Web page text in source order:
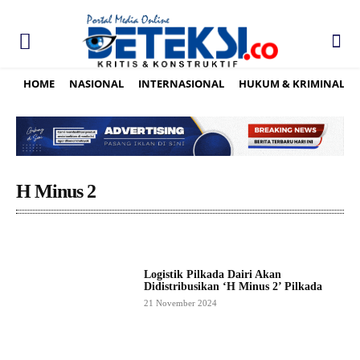
HOME NASIONAL INTERNASIONAL HUKUM & KRIMINAL
H Minus 2
Logistik Pilkada Dairi Akan
Didistribusikan ‘H Minus 2’ Pilkada
21 November 2024